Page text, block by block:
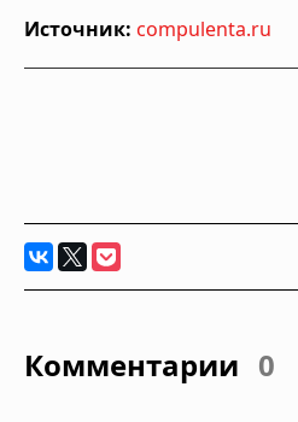
Источник: compulenta.ru
Комментарии 0